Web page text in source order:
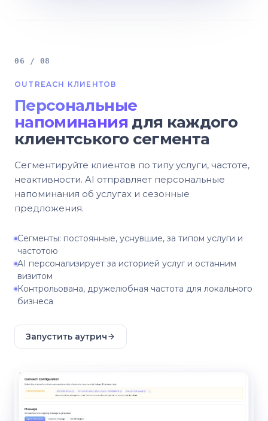
06 / 08
OUTREACH КЛИЕНТОВ
Персональные
напоминания для каждого
клиентського сегмента
Сегментируйте клиентов по типу услуги, частоте,
неактивности. AI отправляет персональные
напоминания об услугах и сезонные
предложения.
Сегменты: постоянные, уснувшие, за типом услуги и
частотою
AI персонализирует за историей услуг и останним
визитом
Контрольована, дружелюбная частота для локального
бизнеса
Запустить аутрич